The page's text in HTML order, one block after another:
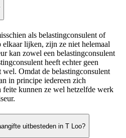
als belastingconsulent of
lijken, zijn ze niet helemaal
kan zowel een belastingconsulent
heeft echter geen
wel. Omdat de belastingconsulent
in principe iedereen zich
feite kunnen ze wel hetzelfde werk
uitbesteden in T Loo?